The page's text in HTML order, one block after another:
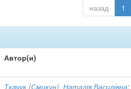
назад 1
Автор(и)
Ткачук (Смикун), Наталія Василівна;